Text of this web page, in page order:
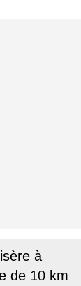
à
de 10 km